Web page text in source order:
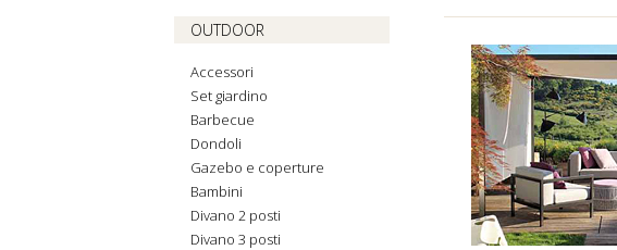
OUTDOOR
Accessori
Set giardino
Barbecue
Dondoli
Gazebo e coperture
Bambini
Divano 2 posti
Divano 3 posti